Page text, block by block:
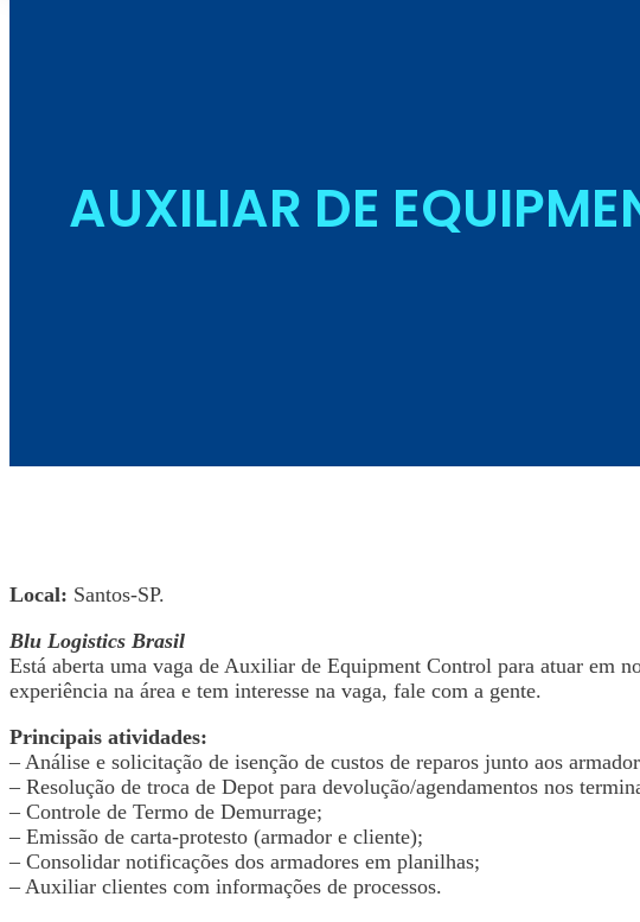
AUXILIAR DE
Local: Santos-SP.
Blu Logistics Brasil
Está aberta uma vaga de Auxiliar de Equipment Control para atuar em
experiência na área e tem interesse na vaga, fale com a gente.
Principais atividades:
– Análise e solicitação de isenção de custos de reparos junto aos
– Resolução de troca de Depot para devolução/agendamentos nos
– Controle de Termo de Demurrage;
– Emissão de carta-protesto (armador e cliente);
– Consolidar notificações dos armadores em planilhas;
– Auxiliar clientes com informações de processos.